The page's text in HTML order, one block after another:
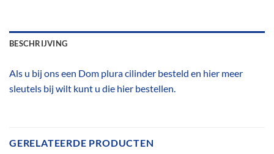
BESCHRIJVING
Als u bij ons een Dom plura cilinder besteld en hier meer
sleutels bij wilt kunt u die hier bestellen.
GERELATEERDE PRODUCTEN